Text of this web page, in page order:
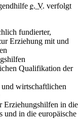
e. V. verfolgt
fundierter,
Erziehung mit und
Qualifikation der
wirtschaftlichen
Erziehungshilfen in die
und in die europäische